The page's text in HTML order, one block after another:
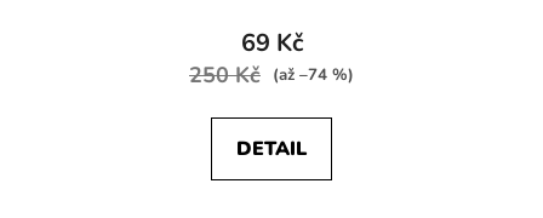
69 Kč
250 Kč (až –74 %)
DETAIL